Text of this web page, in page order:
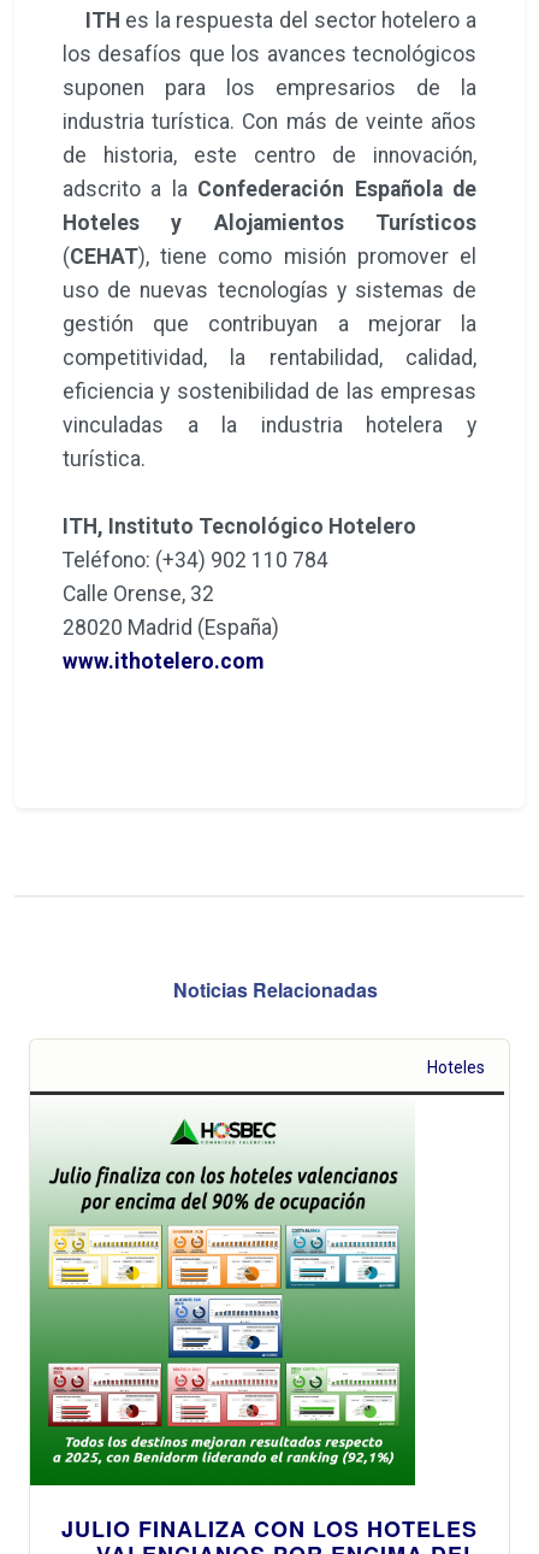
ITH es la respuesta del sector hotelero a
los desafíos que los avances tecnológicos
suponen para los empresarios de la
industria turística. Con más de veinte años
de historia, este centro de innovación,
adscrito a la Confederación Española de
Hoteles y Alojamientos Turísticos
(CEHAT), tiene como misión promover el
uso de nuevas tecnologías y sistemas de
gestión que contribuyan a mejorar la
competitividad, la rentabilidad, calidad,
eficiencia y sostenibilidad de las empresas
vinculadas a la industria hotelera y
turística.
ITH, Instituto Tecnológico Hotelero
Teléfono: (+34) 902 110 784
Calle Orense, 32
28020 Madrid (España)
www.ithotelero.com
Noticias Relacionadas
Hoteles
JULIO FINALIZA CON LOS HOTELES